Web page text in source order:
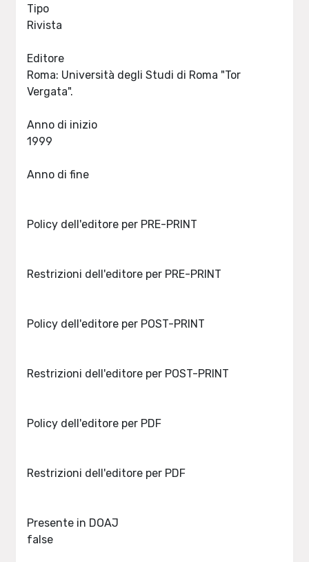
Tipo
Rivista
Editore
Roma: Università degli Studi di Roma "Tor
Anno di inizio
Anno di fine
Policy dell'editore per PRE-PRINT
Restrizioni dell'editore per PRE-PRINT
Policy dell'editore per POST-PRINT
Restrizioni dell'editore per POST-PRINT
Policy dell'editore per PDF
Restrizioni dell'editore per PDF
Presente in DOAJ